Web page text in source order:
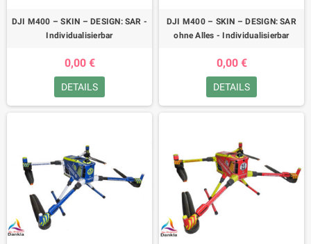
DJI M400 – SKIN – DESIGN: SAR -
Individualisierbar
0,00 €
DETAILS
DJI M400 – SKIN – DESIGN: SAR
ohne Alles - Individualisierbar
0,00 €
DETAILS